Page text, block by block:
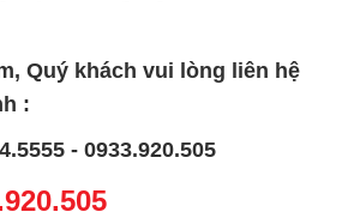
Quý khách vui lòng liên hệ
:
- 0933.920.505